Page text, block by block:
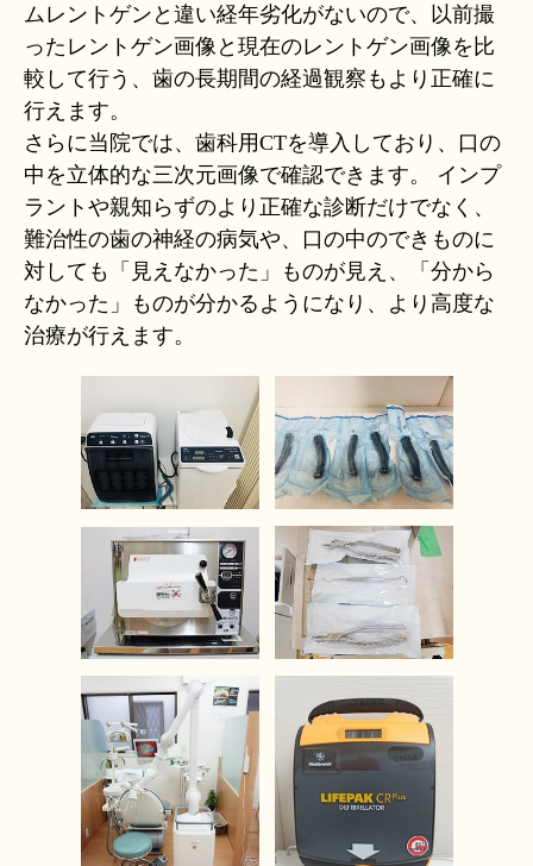
ムレントゲンと違い経年劣化がないので、以前撮
ったレントゲン画像と現在のレントゲン画像を比
較して行う、歯の長期間の経過観察もより正確に
行えます。
さらに当院では、歯科用CTを導入しており、口の
中を立体的な三次元画像で確認できます。 インプ
ラントや親知らずのより正確な診断だけでなく、
難治性の歯の神経の病気や、口の中のできものに
対しても「見えなかった」ものが見え、「分から
なかった」ものが分かるようになり、より高度な
治療が行えます。